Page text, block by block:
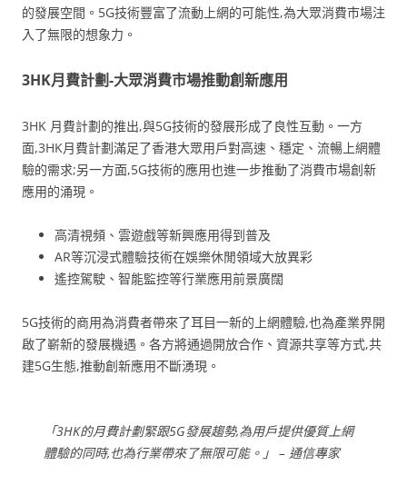
的發展空間。5G技術豐富了流動上網的可能性,為大眾消費市場注
入了無限的想象力。
3HK月費計劃-大眾消費市場推動創新應用
3HK 月費計劃的推出,與5G技術的發展形成了良性互動。一方
面,3HK月費計劃滿足了香港大眾用戶對高速、穩定、流暢上網體
驗的需求;另一方面,5G技術的應用也進一步推動了消費市場創新
應用的涌現。
高清視頻、雲遊戲等新興應用得到普及
AR等沉浸式體驗技術在娛樂休閒領域大放異彩
遙控駕駛、智能監控等行業應用前景廣闊
5G技術的商用為消費者帶來了耳目一新的上網體驗,也為產業界開
啟了嶄新的發展機遇。各方將通過開放合作、資源共享等方式,共
建5G生態,推動創新應用不斷湧現。
「3HK的月費計劃緊跟5G發展趨勢,為用戶提供優質上網
體驗的同時,也為行業帶來了無限可能。」 – 通信專家